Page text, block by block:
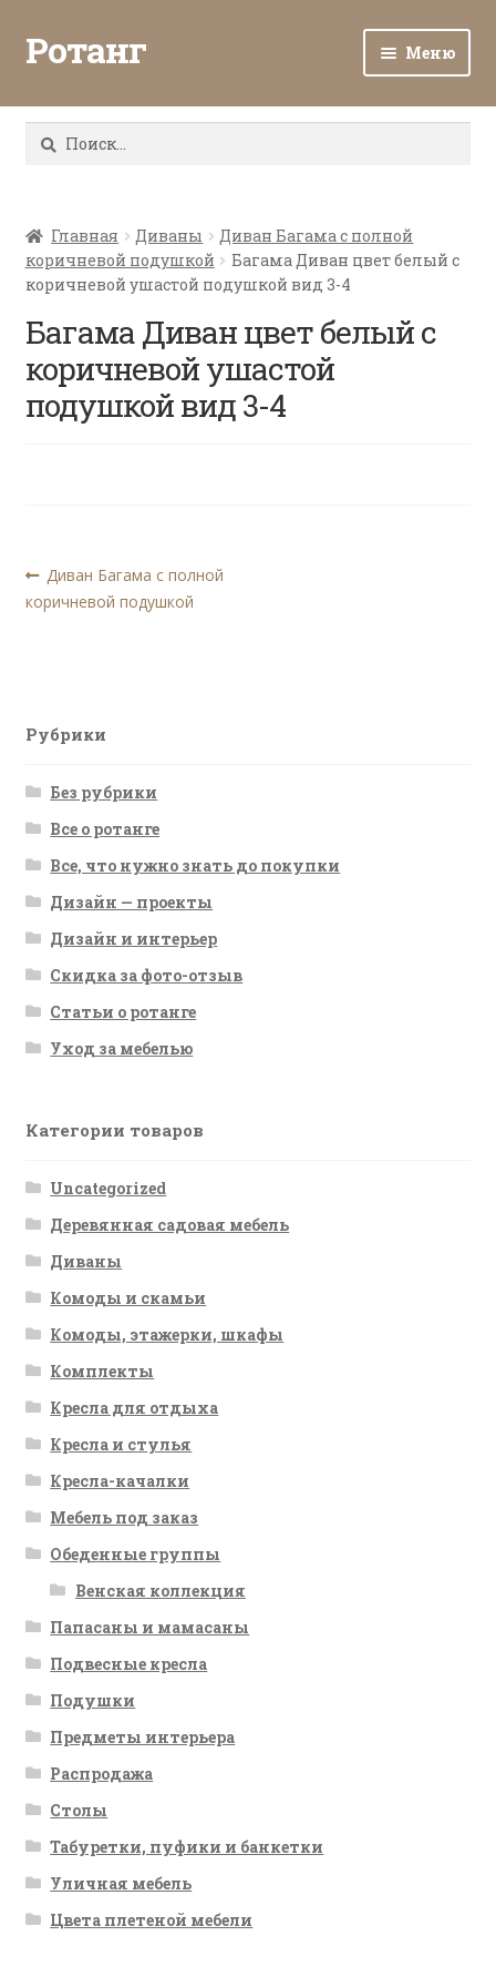
Ротанг Меню
Каталог
Все о ротанге
Ротанг оптом
Контакты
Найти:
Главная Диваны
Диван Багама с полной
коричневой подушкой
Багама Диван цвет белый с
коричневой ушастой подушкой вид 3-4
Багама Диван цвет белый с
коричневой ушастой
подушкой вид 3-4
Навигация
по
Предыдущая
запись:
Диван Багама с полной
коричневой подушкой
Рубрики
Без рубрики
Все о ротанге
Все, что нужно знать до покупки
Дизайн — проекты
Дизайн и интерьер
Скидка за фото-отзыв
Статьи о ротанге
Уход за мебелью
Категории товаров
Uncategorized
Деревянная садовая мебель
Диваны
Комоды и скамьи
Комоды, этажерки, шкафы
Комплекты
Кресла для отдыха
Кресла и стулья
Кресла-качалки
Мебель под заказ
Обеденные группы
Венская коллекция
Папасаны и мамасаны
Подвесные кресла
Подушки
Предметы интерьера
Распродажа
Столы
Табуретки, пуфики и банкетки
Уличная мебель
Цвета плетеной мебели